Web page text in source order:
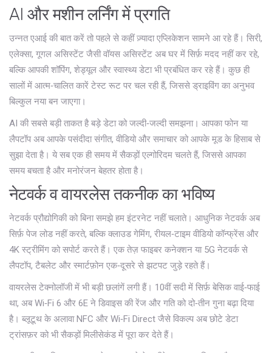
AI और मशीन लर्निंग में प्रगति
उन्नत एआई की बात करें तो पहले से कहीं ज़्यादा एप्लिकेशन सामने आ रहे हैं। सिरी,
एलेक्सा, गूगल असिस्टेंट जैसी वॉयस असिस्टेंट अब घर में सिर्फ़ मदद नहीं कर रहे,
बल्कि आपकी शॉपिंग, शेड्यूल और स्वास्थ्य डेटा भी प्रबंधित कर रहे हैं। कुछ ही
सालों में आत्म‑चालित कारें टेस्ट रूट पर चल रही हैं, जिससे ड्राइविंग का अनुभव
बिल्कुल नया बन जाएगा।
AI की सबसे बड़ी ताकत है बड़े डेटा को जल्दी‑जल्दी समझना। आपका फोन या
लैपटॉप अब आपके पसंदीदा संगीत, वीडियो और समाचार को आपके मूड के हिसाब से
सुझा देता है। ये सब एक ही समय में सैकड़ों एल्गोरिदम चलते हैं, जिससे आपका
समय बचता है और मनोरंजन बेहतर होता है।
नेटवर्क व वायरलेस तकनीक का भविष्य
नेटवर्क प्रौद्योगिकी को बिना समझे हम इंटरनेट नहीं चलाते। आधुनिक नेटवर्क अब
सिर्फ़ पेज लोड नहीं करते, बल्कि क्लाउड गेमिंग, रीयल‑टाइम वीडियो कॉन्फ्रेंस और
4K स्ट्रीमिंग को सपोर्ट करते हैं। एक तेज़ फाइबर कनेक्शन या 5G नेटवर्क से
लैपटॉप, टैबलेट और स्मार्टफ़ोन एक‑दूसरे से झटपट जुड़े रहते हैं।
वायरलेस टेक्नोलॉजी में भी बड़ी छलांगें लगी हैं। 10वीं सदी में सिर्फ़ बेसिक वाई‑फाई
था, अब Wi‑Fi 6 और 6E ने डिवाइस की रेंज और गति को दो‑तीन गुना बढ़ा दिया
है। ब्लूटूथ के अलावा NFC और Wi‑Fi Direct जैसे विकल्प अब छोटे डेटा
ट्रांसफ़र को भी सैकड़ों मिलीसेकंड में पूरा कर देते हैं।